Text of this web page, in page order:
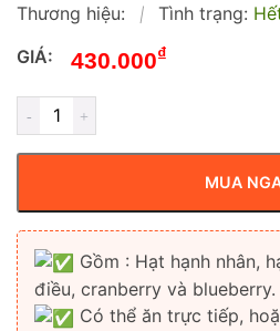
Thương hiệu: | Tình trạng:
GIÁ:
430.000₫
MUA
Gồm : Hạt hạnh nhân,
điều, cranberry và blueberry.
Có thể ăn trực tiếp,